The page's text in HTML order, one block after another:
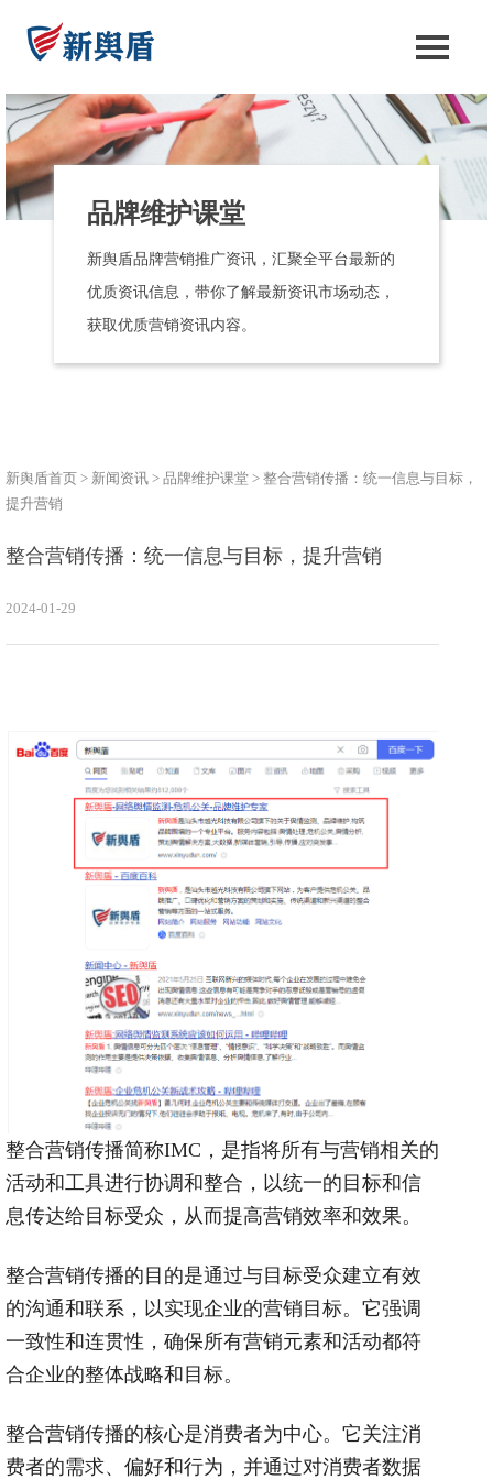
品牌维护课堂
新舆盾品牌营销推广资讯，汇聚全平台最新的
优质资讯信息，带你了解最新资讯市场动态，
获取优质营销资讯内容。
新舆盾首页 > 新闻资讯 > 品牌维护课堂 > 整合营销传播：统一信息与目标，
提升营销
整合营销传播：统一信息与目标，提升营销
2024-01-29
整合营销传播简称IMC ，是指将所有与营销相关的
活动和工具进行协调和整合，以统一的目标和信
息传达给目标受众，从而提高营销效率和效果。
整合营销传播的目的是通过与目标受众建立有效
的沟通和联系，以实现企业的营销目标。它强调
一致性和连贯性，确保所有营销元素和活动都符
合企业的整体战略和目标。
整合营销传播的核心是消费者为中心。它关注消
费者的需求、偏好和行为，并通过对消费者数据